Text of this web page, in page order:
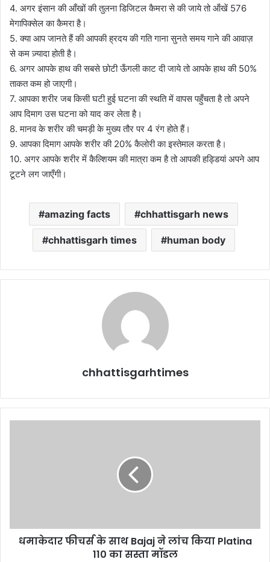
4. अगर इंसान की आँखों की तुलना डिजिटल कैमरा से की जाये तो ऑंखें 576
मेगापिक्सेल का कैमरा है।
5. क्या आप जानते हैं की आपकी ह्रदय की गति गाना सुनते समय गाने की आवाज़
से कम ज़्यादा होती है।
6. अगर आपके हाथ की सबसे छोटी ऊँगली काट दी जाये तो आपके हाथ की 50%
ताकत कम हो जाएगी।
7. आपका शरीर जब किसी घटी हुई घटना की स्थति में वापस पहुँचता है तो अपने
आप दिमाग उस घटना को याद कर लेता है।
8. मानव के शरीर की चमड़ी के मुख्य तौर पर 4 रंग होते हैं।
9. आपका दिमाग आपके शरीर की 20% कैलोरी का इस्तेमाल करता है।
10. अगर आपके शरीर में कैल्शियम की मात्रा कम है तो आपकी हड्डियां अपने आप
टूटने लग जाएँगी।
amazing facts chhattisgarh news
chhattisgarh times human body
chhattisgarhtimes
Platina
110धमाकेदार फीचर्स के साथ Bajaj ने लांच किया Platina
110 का सस्ता मॉडल